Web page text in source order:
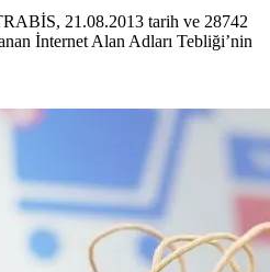
21.08.2013 tarih ve 28742
İnternet Alan Adları Tebliği’nin